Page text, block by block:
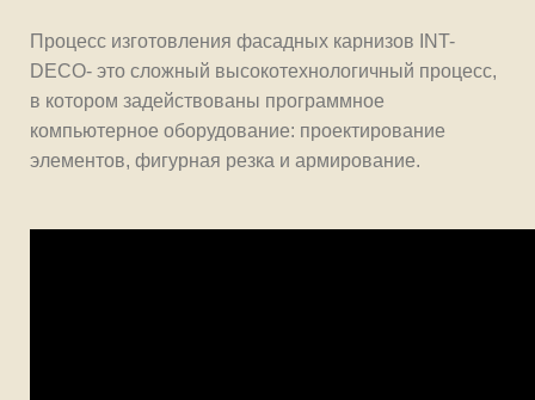
Процесс изготовления фасадных карнизов INT-
DECO- это сложный высокотехнологичный процесс,
в котором задействованы программное
компьютерное оборудование: проектирование
элементов, фигурная резка и армирование.